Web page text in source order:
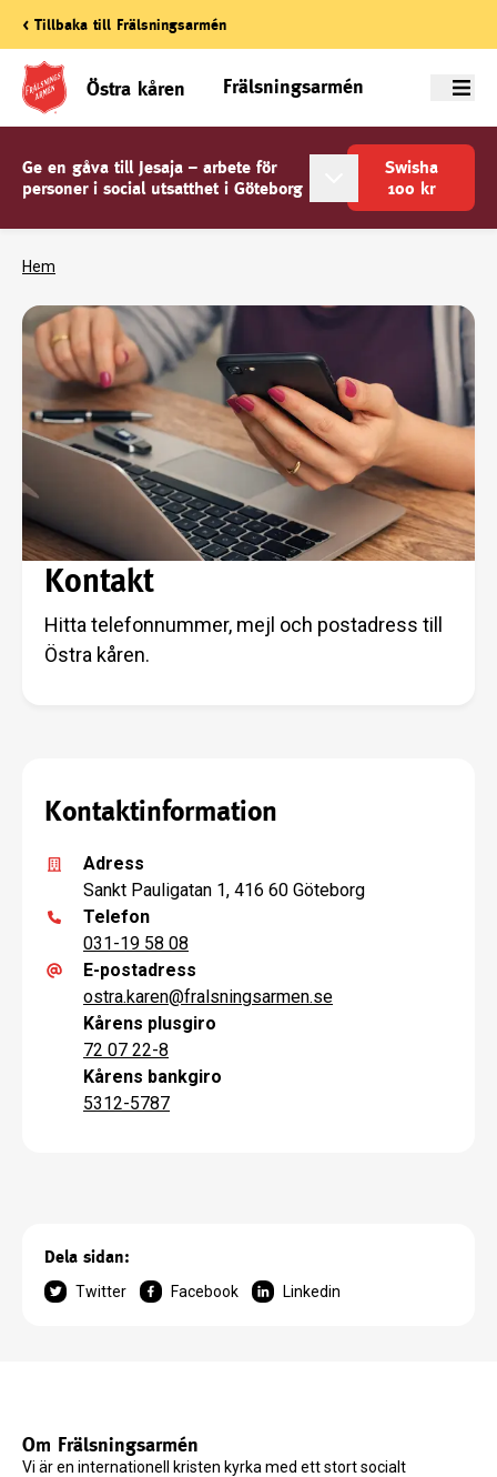
< Tillbaka till Frälsningsarmén
Östra kåren Frälsningsarmén Meny
Ge en gåva till Jesaja – arbete för
personer i social utsatthet i Göteborg
Swisha
100 kr
Hem
Kontakt
Hitta telefonnummer, mejl och postadress till
Östra kåren.
Kontaktinformation
Adress
Sankt Pauligatan 1, 416 60 Göteborg
Telefon
031-19 58 08
E-postadress
ostra.karen@fralsningsarmen.se
Kårens plusgiro
72 07 22-8
Kårens bankgiro
5312-5787
Dela sidan:
Twitter Facebook Linkedin
Om Frälsningsarmén
Vi är en internationell kristen kyrka med ett stort socialt